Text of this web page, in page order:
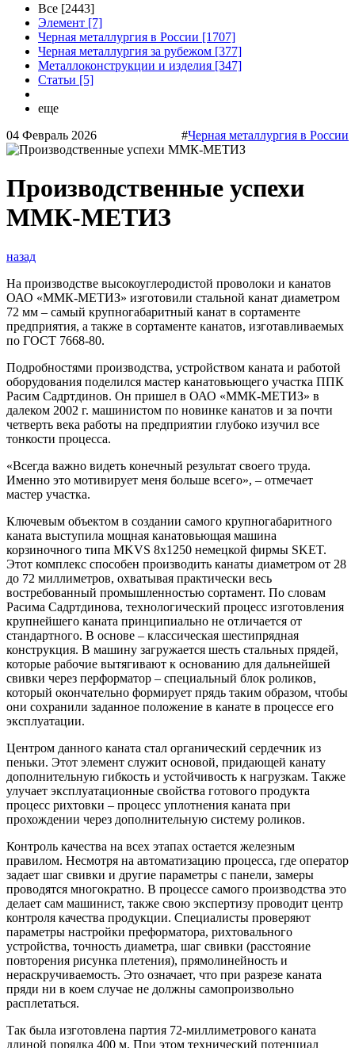
Все [2443]
Элемент [7]
Черная металлургия в России [1707]
Черная металлургия за рубежом [377]
Металлоконструкции и изделия [347]
Статьи [5]
еще
04 Февраль 2026
#Черная металлургия в России
Производственные успехи
ММК-МЕТИЗ
назад
На производстве высокоуглеродистой проволоки и канатов
ОАО «ММК-МЕТИЗ» изготовили стальной канат диаметром
72 мм – самый крупногабаритный канат в сортаменте
предприятия, а также в сортаменте канатов, изготавливаемых
по ГОСТ 7668-80.
Подробностями производства, устройством каната и работой
оборудования поделился мастер канатовьющего участка ППК
Расим Садртдинов. Он пришел в ОАО «ММК-МЕТИЗ» в
далеком 2002 г. машинистом по новинке канатов и за почти
четверть века работы на предприятии глубоко изучил все
тонкости процесса.
«Всегда важно видеть конечный результат своего труда.
Именно это мотивирует меня больше всего», – отмечает
мастер участка.
Ключевым объектом в создании самого крупногабаритного
каната выступила мощная канатовьющая машина
корзиночного типа MKVS 8х1250 немецкой фирмы SKET.
Этот комплекс способен производить канаты диаметром от 28
до 72 миллиметров, охватывая практически весь
востребованный промышленностью сортамент. По словам
Расима Садртдинова, технологический процесс изготовления
крупнейшего каната принципиально не отличается от
стандартного. В основе – классическая шестипрядная
конструкция. В машину загружается шесть стальных прядей,
которые рабочие вытягивают к основанию для дальнейшей
свивки через перформатор – специальный блок роликов,
который окончательно формирует прядь таким образом, чтобы
они сохранили заданное положение в канате в процессе его
эксплуатации.
Центром данного каната стал органический сердечник из
пеньки. Этот элемент служит основой, придающей канату
дополнительную гибкость и устойчивость к нагрузкам. Также
улучает эксплуатационные свойства готового продукта
процесс рихтовки – процесс уплотнения каната при
прохождении через дополнительную систему роликов.
Контроль качества на всех этапах остается железным
правилом. Несмотря на автоматизацию процесса, где оператор
задает шаг свивки и другие параметры с панели, замеры
проводятся многократно. В процессе самого производства это
делает сам машинист, также свою экспертизу проводит центр
контроля качества продукции. Специалисты проверяют
параметры настройки преформатора, рихтовального
устройства, точность диаметра, шаг свивки (расстояние
повторения рисунка плетения), прямолинейность и
нераскручиваемость. Это означает, что при разрезе каната
пряди ни в коем случае не должны самопроизвольно
расплетаться.
Так была изготовлена партия 72-миллиметрового каната
длиной порядка 400 м. При этом технический потенциал